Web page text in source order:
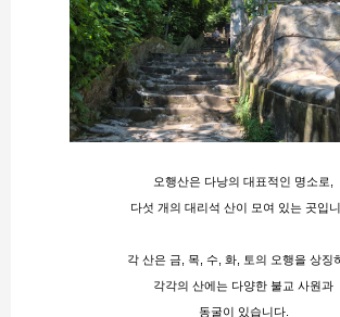
오행산은 다낭의 대표적인 명소로,
다섯 개의 대리석 산이 모여 있는 곳입니
각 산은 금, 목, 수, 화, 토의 오행을 상징
각각의 산에는 다양한 불교 사원과
동굴이 있습니다.